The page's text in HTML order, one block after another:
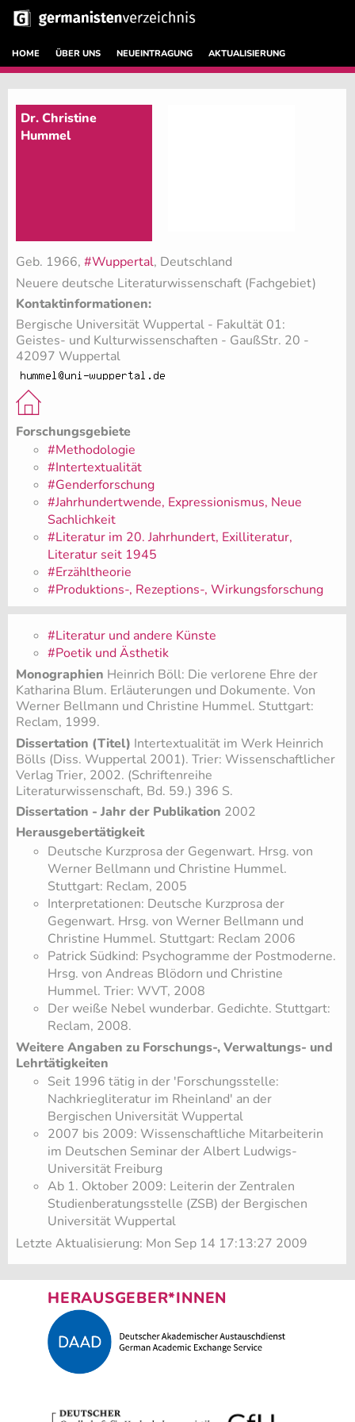
HOME ÜBER UNS NEUEINTRAGUNG AKTUALISIERUNG
Dr. Christine
Hummel
Geb. 1966, #Wuppertal, Deutschland
Neuere deutsche Literaturwissenschaft (Fachgebiet)
Kontaktinformationen:
Bergische Universität Wuppertal - Fakultät 01:
Geistes- und Kulturwissenschaften - GaußStr. 20 -
42097 Wuppertal
Forschungsgebiete
#Methodologie
#Intertextualität
#Genderforschung
#Jahrhundertwende, Expressionismus, Neue
Sachlichkeit
#Literatur im 20. Jahrhundert, Exilliteratur,
Literatur seit 1945
#Erzähltheorie
#Produktions-, Rezeptions-, Wirkungsforschung
#Literatur und andere Künste
#Poetik und Ästhetik
Monographien Heinrich Böll: Die verlorene Ehre der
Katharina Blum. Erläuterungen und Dokumente. Von
Werner Bellmann und Christine Hummel. Stuttgart:
Reclam, 1999.
Dissertation (Titel) Intertextualität im Werk Heinrich
Bölls (Diss. Wuppertal 2001). Trier: Wissenschaftlicher
Verlag Trier, 2002. (Schriftenreihe
Literaturwissenschaft, Bd. 59.) 396 S.
Dissertation - Jahr der Publikation 2002
Herausgebertätigkeit
Deutsche Kurzprosa der Gegenwart. Hrsg. von
Werner Bellmann und Christine Hummel.
Stuttgart: Reclam, 2005
Interpretationen: Deutsche Kurzprosa der
Gegenwart. Hrsg. von Werner Bellmann und
Christine Hummel. Stuttgart: Reclam 2006
Patrick Südkind: Psychogramme der Postmoderne.
Hrsg. von Andreas Blödorn und Christine
Hummel. Trier: WVT, 2008
Der weiße Nebel wunderbar. Gedichte. Stuttgart:
Reclam, 2008.
Weitere Angaben zu Forschungs-, Verwaltungs- und
Lehrtätigkeiten
Seit 1996 tätig in der 'Forschungsstelle:
Nachkriegliteratur im Rheinland' an der
Bergischen Universität Wuppertal
2007 bis 2009: Wissenschaftliche Mitarbeiterin
im Deutschen Seminar der Albert Ludwigs-
Universität Freiburg
Ab 1. Oktober 2009: Leiterin der Zentralen
Studienberatungsstelle (ZSB) der Bergischen
Universität Wuppertal
Letzte Aktualisierung: Mon Sep 14 17:13:27 2009
HERAUSGEBER*INNEN